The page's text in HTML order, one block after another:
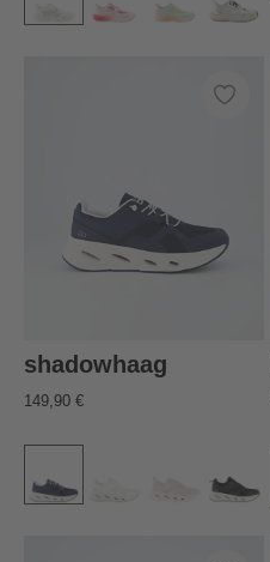
shadowhaag
149,90 €